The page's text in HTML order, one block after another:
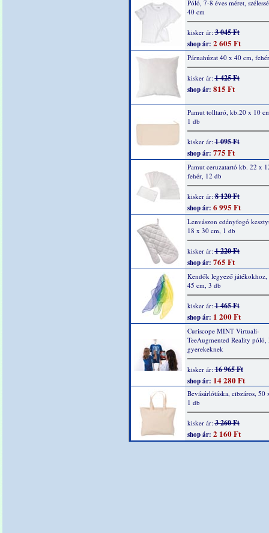
Póló, 7-8 éves méret,
40 cm
kisker ár:3 045 Ft
shop ár: 2 605 Ft
Párnahúzat 40 x 40 cm,
kisker ár:1 425 Ft
shop ár: 815 Ft
Pamut tolltaró, kb.20 x 10
1 db
kisker ár:1 095 Ft
shop ár: 775 Ft
Pamut ceruzatartó kb. 22 x
fehér, 12 db
kisker ár:8 120 Ft
shop ár: 6 995 Ft
Lenvászon edényfogó
18 x 30 cm, 1 db
kisker ár:1 220 Ft
shop ár: 765 Ft
Kendők legyező
45 cm, 3 db
kisker ár:1 465 Ft
shop ár: 1 200 Ft
Curiscope MINT Virtuali-
TeeAugmented Reality póló,
gyerekeknek
kisker ár:16 965 Ft
shop ár: 14 280 Ft
Bevásárlótáska, cibzáros, 50
1 db
kisker ár:3 260 Ft
shop ár: 2 160 Ft